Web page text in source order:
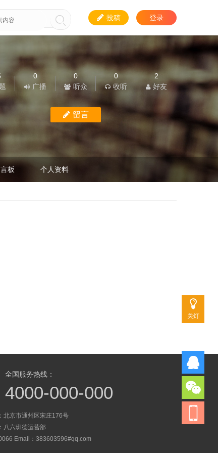
关灯
登录
投稿
0
广播
0
听众
0
收听
2
好友
留言
板 个人资料
全国服务热线：
4000-000-000
北京市通州区宋庄176号
八六班德运营部
Email：383603596#qq.com